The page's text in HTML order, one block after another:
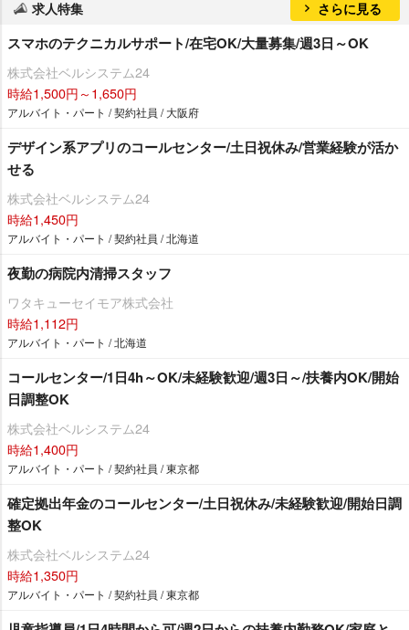
求人特集 さらに見る
スマホのテクニカルサポート/在宅OK/大量募集/週3日～OK
株式会社ベルシステム24
時給1,500円～1,650円
アルバイト・パート / 契約社員 / 大阪府
デザイン系アプリのコールセンター/土日祝休み/営業経験が活か
せる
株式会社ベルシステム24
時給1,450円
アルバイト・パート / 契約社員 / 北海道
夜勤の病院内清掃スタッフ
ワタキューセイモア株式会社
時給1,112円
アルバイト・パート / 北海道
コールセンター/1日4h～OK/未経験歓迎/週3日～/扶養内OK/開始
日調整OK
株式会社ベルシステム24
時給1,400円
アルバイト・パート / 契約社員 / 東京都
確定拠出年金のコールセンター/土日祝休み/未経験歓迎/開始日調
整OK
株式会社ベルシステム24
時給1,350円
アルバイト・パート / 契約社員 / 東京都